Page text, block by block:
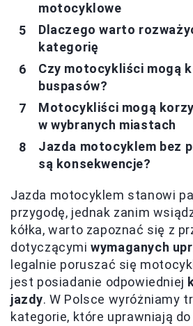
motocyklowe
Dlaczego warto
kategorię
Czy motocykliści mogą
buspasów?
Motocykliści mogą
w wybranych miastach
Jazda motocyklem bez
są konsekwencje?
Jazda motocyklem stanowi
przygodę, jednak zanim
kółka, warto zapoznać się z
dotyczącymiwymaganych
legalnie poruszać się
jest posiadanie odpowiedniej
jazdy. W Polsce wyróżniamy
kategorie, które uprawniają do